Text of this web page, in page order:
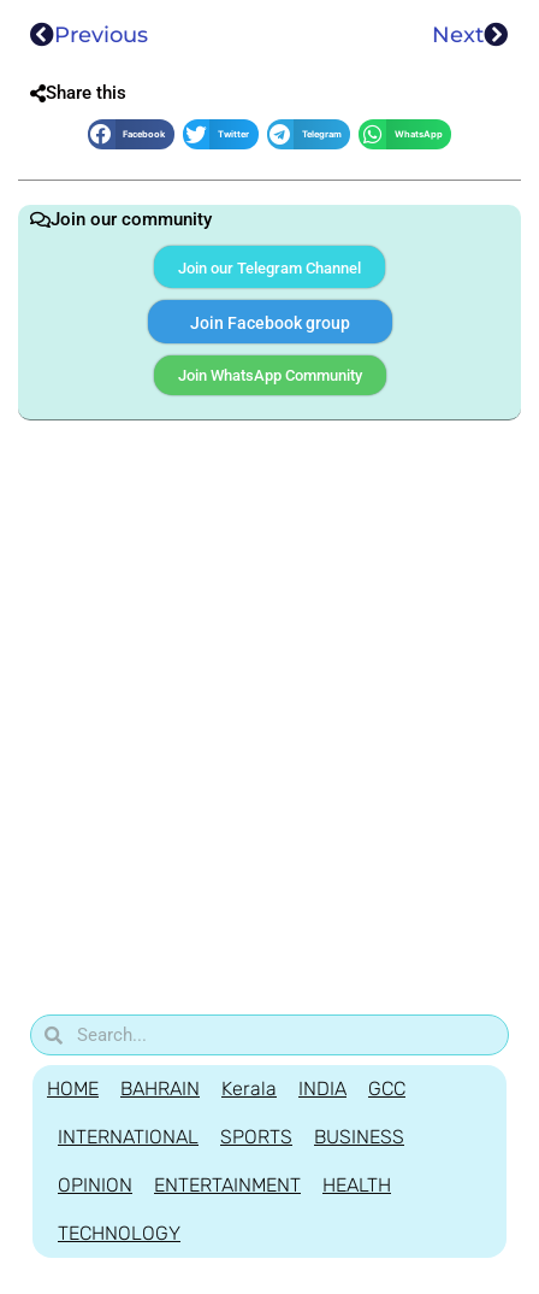
Previous Next
Share this
Facebook Twitter Telegram WhatsApp
Join our community
Join our Telegram Channel
Join Facebook group
Join WhatsApp Community
HOME BAHRAIN Kerala INDIA GCC
INTERNATIONAL SPORTS BUSINESS
OPINION ENTERTAINMENT HEALTH
TECHNOLOGY